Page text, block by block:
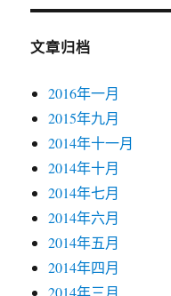
文章归档
2016年一月
2015年九月
2014年十一月
2014年十月
2014年七月
2014年六月
2014年五月
2014年四月
2014年三月